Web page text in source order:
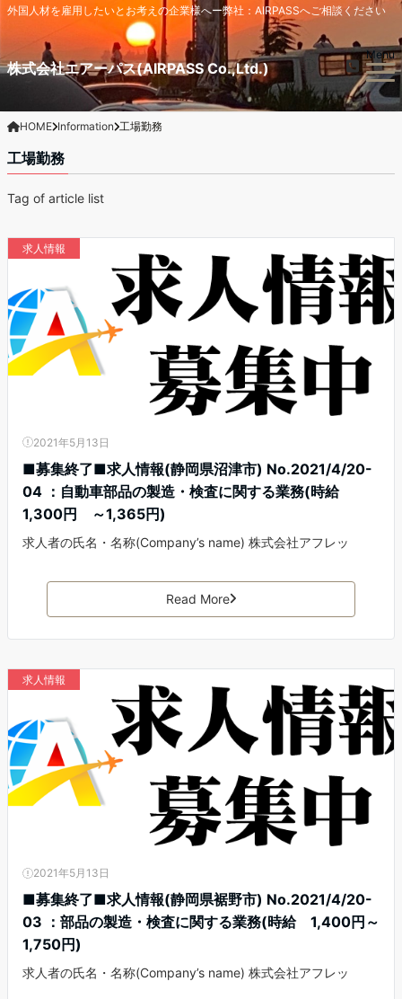
外国人材を雇用したいとお考えの企業様へー弊社：AIRPASSへご相談ください
株式会社エアーパス(AIRPASS Co.,Ltd.)
Menu
HOME Information 工場勤務
工場勤務
Tag of article list
求人情報
2021年5月13日
■募集終了■求人情報(静岡県沼津市) No.2021/4/20-
04 ：自動車部品の製造・検査に関する業務(時給
1,300円 ～1,365円)
求人者の氏名・名称(Company’s name) 株式会社アフレッ
Read More
求人情報
2021年5月13日
■募集終了■求人情報(静岡県裾野市) No.2021/4/20-
03 ：部品の製造・検査に関する業務(時給 1,400円～
1,750円)
求人者の氏名・名称(Company’s name) 株式会社アフレッ